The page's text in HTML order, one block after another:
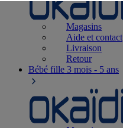
Magasins
Aide et contact
Livraison
Retour
Bébé fille 3 mois - 5 ans